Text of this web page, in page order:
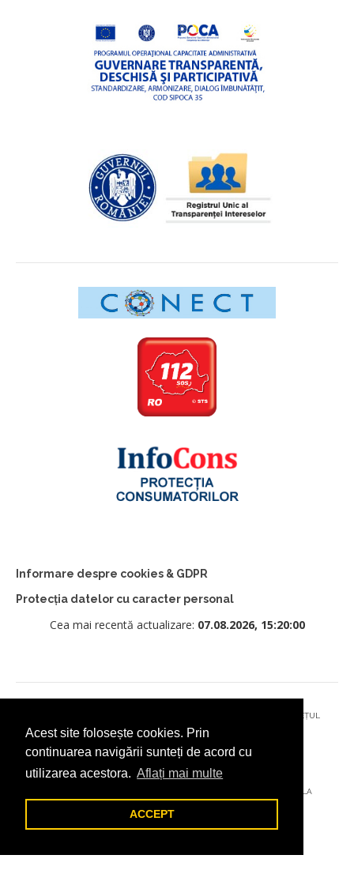
Acest site folosește cookies. Prin
continuarea navigării sunteți de acord cu
utilizarea acestora. Aflați mai multe
ACCEPT
Informare despre cookies & GDPR
Protecția datelor cu caracter personal
Cea mai recentă actualizare: 07.08.2026, 15:20:00
© 2026 - PRIMĂRIA MUNICIPIULUI CÂMPULUNG MOLDOVENESC, JUDEȚUL
SUCEAVA
AȚI ÎNTÂMPINAT O PROBLEMĂ TEHNICĂ? TRIMITEȚI-NE UN EMAIL LA
DIGITAL@ADDICTAD.RO